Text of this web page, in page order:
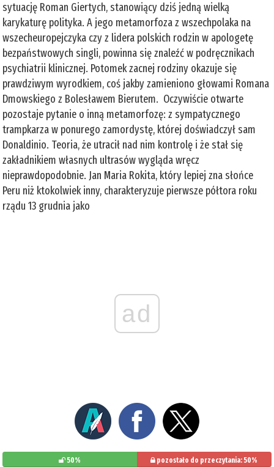
sytuację Roman Giertych, stanowiący dziś jedną wielką
karykaturę polityka. A jego metamorfoza z wszechpolaka na
wszecheuropejczyka czy z lidera polskich rodzin w apologetę
bezpaństwowych singli, powinna się znaleźć w podręcznikach
psychiatrii klinicznej. Potomek zacnej rodziny okazuje się
prawdziwym wyrodkiem, coś jakby zamieniono głowami Romana
Dmowskiego z Bolesławem Bierutem. Oczywiście otwarte
pozostaje pytanie o inną metamorfozę: z sympatycznego
trampkarza w ponurego zamordystę, której doświadczył sam
Donaldinio. Teoria, że utracił nad nim kontrolę i że stał się
zakładnikiem własnych ultrasów wygląda wręcz
nieprawdopodobnie. Jan Maria Rokita, który lepiej zna słońce
Peru niż ktokolwiek inny, charakteryzuje pierwsze półtora roku
rządu 13 grudnia jako
ad
50% pozostało do przeczytania: 50%